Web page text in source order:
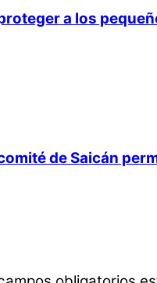
a los
de Saicán